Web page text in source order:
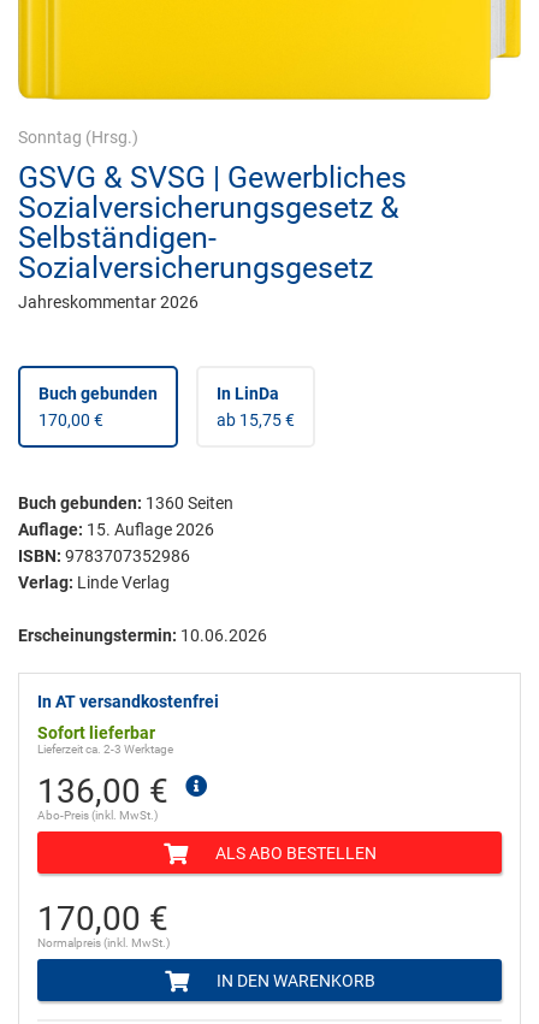
Sonntag (Hrsg.)
GSVG & SVSG | Gewerbliches
Sozialversicherungsgesetz &
Selbständigen-
Sozialversicherungsgesetz
Jahreskommentar 2026
Buch gebunden
170,00 €
In LinDa
ab 15,75 €
Buch gebunden: 1360 Seiten
Auflage: 15. Auflage 2026
ISBN: 9783707352986
Verlag: Linde Verlag
Erscheinungstermin: 10.06.2026
In AT versandkostenfrei
Sofort lieferbar
Lieferzeit ca. 2-3 Werktage
136,00 €
Abo-Preis (inkl. MwSt.)
ALS ABO BESTELLEN
170,00 €
Normalpreis (inkl. MwSt.)
IN DEN WARENKORB